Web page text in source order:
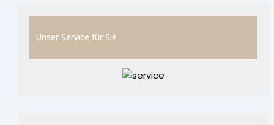
Unser Service für Sie